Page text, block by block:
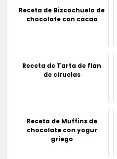
Receta de Bizcochuelo de
chocolate con cacao
Receta de Tarta de flan
de ciruelas
Receta de Muffins de
chocolate con yogur
griego